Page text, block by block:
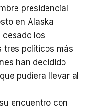
presidencial
en Alaska
cesado los
tres políticos más
han decidido
pudiera llevar al
encuentro con